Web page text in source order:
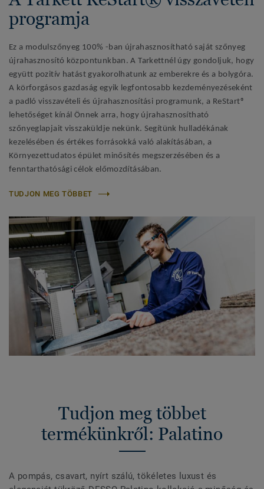
programja
Ez a modulszőnyeg 100% -ban újrahasznosítható saját szőnyeg
újrahasznosító központunkban. A Tarkettnél úgy gondoljuk, hogy
együtt pozitív hatást gyakorolhatunk az emberekre és a bolygóra.
A körforgásos gazdaság egyik legfontosabb kezdeményezéseként
a padló visszavételi és újrahasznosítási programunk, a ReStart®
lehetőséget kínál Önnek arra, hogy újrahasznosítható
szőnyeglapjait visszaküldje nekünk. Segítünk hulladékának
kezelésében és értékes forrásokká való alakításában, a
Környezettudatos épület minősítés megszerzésében és a
fenntarthatósági célok előmozdításában.
TUDJON MEG TÖBBET
Tudjon meg többet
termékünkről: Palatino
A pompás, csavart, nyírt szálú, tökéletes luxust és